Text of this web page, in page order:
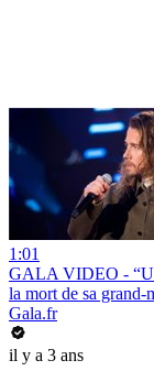
1:01
GALA VIDEO -
la mort de sa grand-
Gala.fr
il y a 3 ans